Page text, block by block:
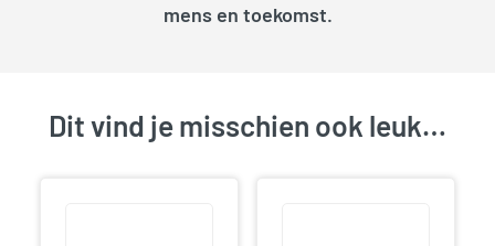
mens en toekomst.
Dit vind je misschien ook leuk…